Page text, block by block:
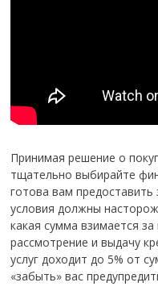
Принимая решение о
тщательно выбирайте
готова вам
условия должны
какая сумма взимается
рассмотрение и выдачу
услуг доходит до 5% от
«забыть» вас